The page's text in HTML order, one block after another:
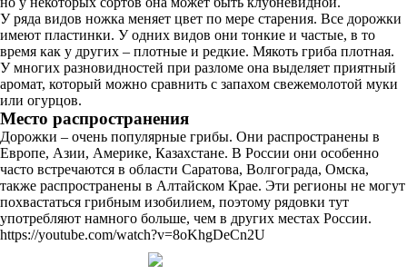
У ряда видов ножка меняет цвет по мере старения. Все дорожки
имеют пластинки. У одних видов они тонкие и частые, в то
время как у других – плотные и редкие. Мякоть гриба плотная.
У многих разновидностей при разломе она выделяет приятный
аромат, который можно сравнить с запахом свежемолотой муки
или огурцов.
Место распространения
Дорожки – очень популярные грибы. Они распространены в
Европе, Азии, Америке, Казахстане. В России они особенно
часто встречаются в области Саратова, Волгограда, Омска,
также распространены в Алтайском Крае. Эти регионы не могут
похвастаться грибным изобилием, поэтому рядовки тут
употребляют намного больше, чем в других местах России.
https://youtube.com/watch?v=8oKhgDeCn2U